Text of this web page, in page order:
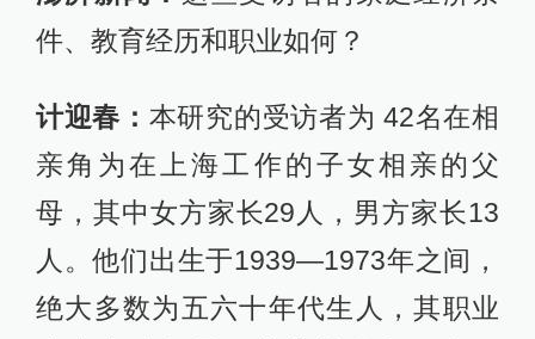
件、教育经历和职业如何？
计迎春： 本研究的受访者为 42名在相
亲角为在上海工作的子女相亲的父
母，其中女方家长29人，男方家长13
人。他们出生于1939—1973年之间，
绝大多数为五六十年代生人，其职业